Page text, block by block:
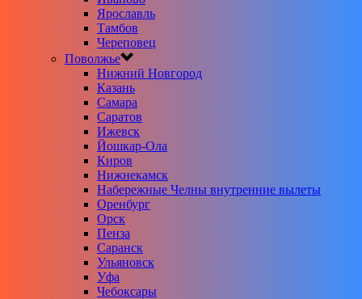
Ярославль
Тамбов
Череповец
Поволжье
Нижний Новгород
Казань
Самара
Саратов
Ижевск
Йошкар-Ола
Киров
Нижнекамск
Набережные Челны внутренние вылеты
Оренбург
Орск
Пенза
Саранск
Ульяновск
Уфа
Чебоксары